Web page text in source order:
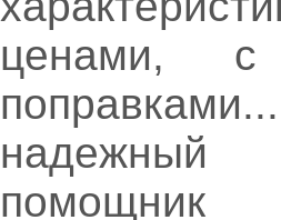
ценами, с